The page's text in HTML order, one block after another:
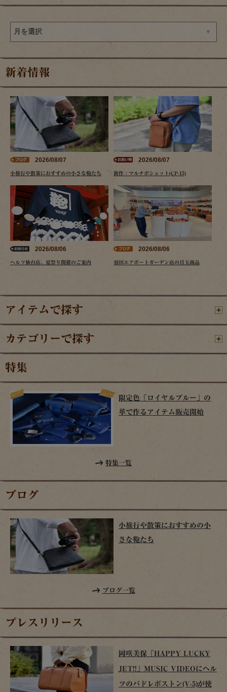
新着情報
2026/08/07
小旅行や散策におすすめの小さな鞄たち
2026/08/07
新作：マルチポシェット(CP-15)
2026/08/06
ヘルツ仙台店、夏祭り開催のご案内
2026/08/06
羽田エアポートガーデン店の目玉商品
アイテムで探す
カテゴリーで探す
特集
限定色「ロイヤルブルー」の
革で作るアイテム販売開始
特集一覧
ブログ
小旅行や散策におすすめの小
さな鞄たち
ブログ一覧
プレスリリース
岡咲美保「HAPPY LUCKY
JET!!」MUSIC VIDEOにヘル
ツのパドレボストン(V-5)が使